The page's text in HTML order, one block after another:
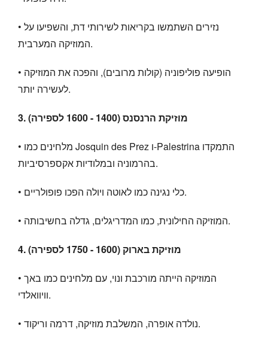
• נזירים השתמשו בקריאות לשירותי דת, והשפיעו על
המוזיקה המערבית.
• הופיעה פוליפוניה (קולות מרובים), והפכה את המוזיקה
לעשירה יותר.
3. מוזיקת הרנסנס (1400 - 1600 לספירה)
• מלחינים כמו Josquin des Prez ו-Palestrina התמקדו
בהרמוניה ובמלודיות אקספרסיביות.
• כלי נגינה כמו לאוטה ויולה הפכו פופולריים.
• המוזיקה החילונית, כמו המדריגלים, גדלה בחשיבותה.
4. מוזיקת בארוק (1600 - 1750 לספירה)
• המוזיקה הייתה מורכבת ונוי, עם מלחינים כמו באך
וויוואלדי.
• נולדה אופרה, המשלבת מוזיקה, דרמה וריקוד.